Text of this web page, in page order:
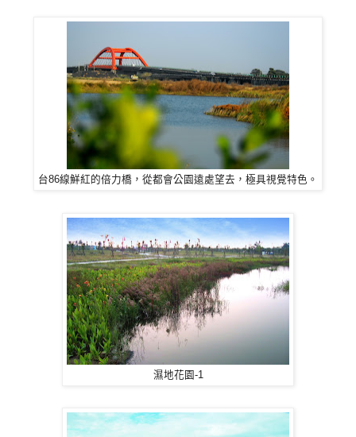
台86線鮮紅的倍力橋，從都會公園遠處望去，極具視覺特色。
濕地花園-1